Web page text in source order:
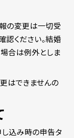
の変更は一切受
認ください。結婚
合は例外としま
はできませんの
し込み時の申告タ